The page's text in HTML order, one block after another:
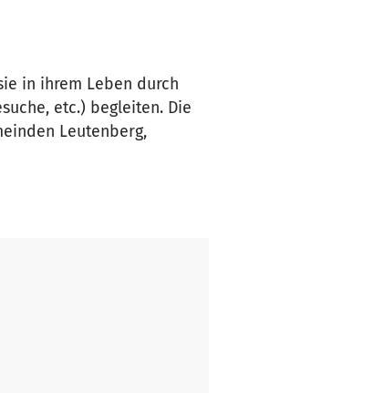
in ihrem Leben durch
etc.) begleiten. Die
Leutenberg,